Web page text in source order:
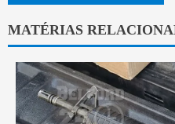
MATÉRIAS